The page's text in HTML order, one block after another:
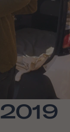
2019